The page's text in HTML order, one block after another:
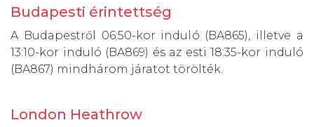
Budapesti érintettség
A Budapestről 06:50-kor induló (BA865), illetve a
13:10-kor induló (BA869) és az esti 18:35-kor induló
(BA867) mindhárom járatot törölték.
London Heathrow